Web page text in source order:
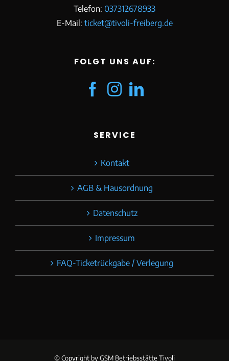
Telefon: 037312678933
E-Mail: ticket@tivoli-freiberg.de
FOLGT UNS AUF:
SERVICE
Kontakt
AGB & Hausordnung
Datenschutz
Impressum
FAQ-Ticketrückgabe / Verlegung
© Copyright by GSM Betriebsstätte Tivoli